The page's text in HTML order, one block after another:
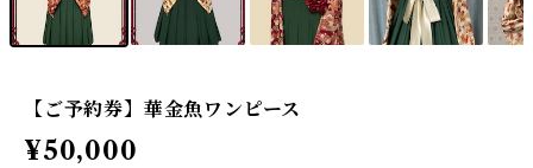
【ご予約券】華金魚ワンピース
¥50,000